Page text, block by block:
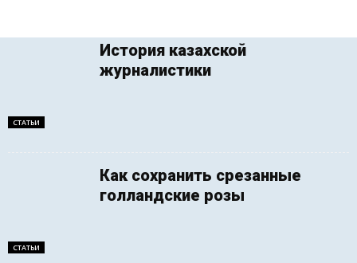
СТАТЬИ
История казахской
журналистики
СТАТЬИ
Как сохранить срезанные
голландские розы